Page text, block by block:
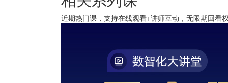
近期热门课，支持在线观看+讲师互动，无限期回看